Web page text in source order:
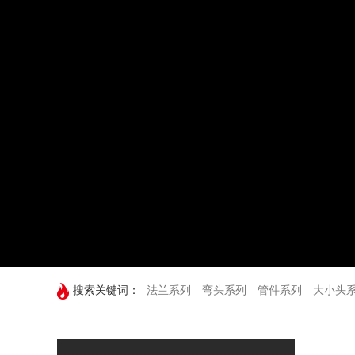
搜索关键词： 法兰系列 弯头系列 管件系列 大小头